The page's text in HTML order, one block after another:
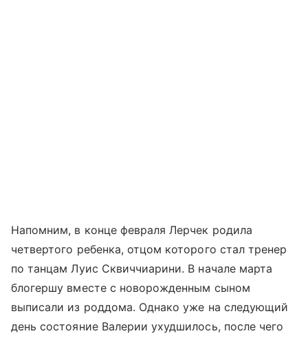
Напомним, в конце февраля Лерчек родила
четвертого ребенка, отцом которого стал тренер
по танцам Луис Сквиччиарини. В начале марта
блогершу вместе с новорожденным сыном
выписали из роддома. Однако уже на следующий
день состояние Валерии ухудшилось, после чего